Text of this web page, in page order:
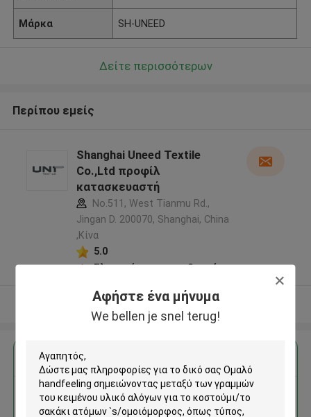
Αφήστε ένα μήνυμα
We bellen je snel terug!
Μάρκα SH-UNEED
Δείτε περισσότερων
Περίπου εμείς
Shanghai Uneed Textile
Co.,Ltd προφίλ
κατασκευαστή
No.511, West Tianmu Rd.,
Jingan D. 200070, Shanghai, China
,Κίνα
5.0
Ελεγχμένος προμηθευτής
Δείτε περισσότερων
Αποκτήστε την καλύτερη τιμή για
Ομαλό handfeeling
σημειώνοντας μεταξύ των